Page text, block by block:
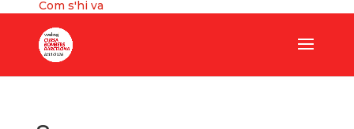
Com s'hi va